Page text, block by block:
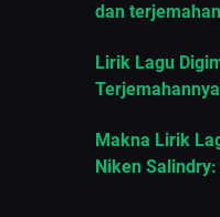
dan
Lirik Lagu
Terjemahannya
Makna Lirik
Niken